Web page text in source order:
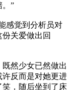
。”
觉到分析员对
关爱做出回
然少女已然做出
反而是对她更进
，随后坐到了床